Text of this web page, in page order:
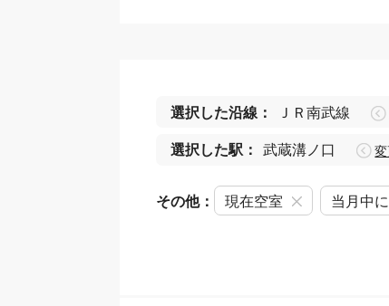
選択した沿線： ＪＲ南武線
選択した駅： 武蔵溝ノ口
その他： 現在空室 当月中